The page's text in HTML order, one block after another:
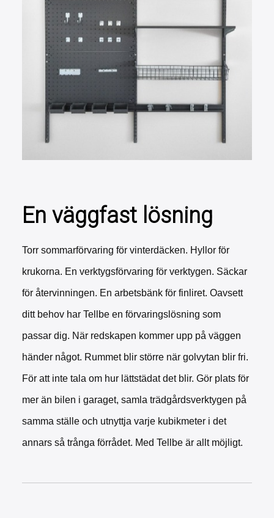
En väggfast lösning
Torr sommarförvaring för vinterdäcken. Hyllor för
krukorna. En verktygsförvaring för verktygen. Säckar
för återvinningen. En arbetsbänk för finliret. Oavsett
ditt behov har Tellbe en förvaringslösning som
passar dig. När redskapen kommer upp på väggen
händer något. Rummet blir större när golvytan blir fri.
För att inte tala om hur lättstädat det blir. Gör plats för
mer än bilen i garaget, samla trädgårdsverktygen på
samma ställe och utnyttja varje kubikmeter i det
annars så trånga förrådet. Med Tellbe är allt möjligt.